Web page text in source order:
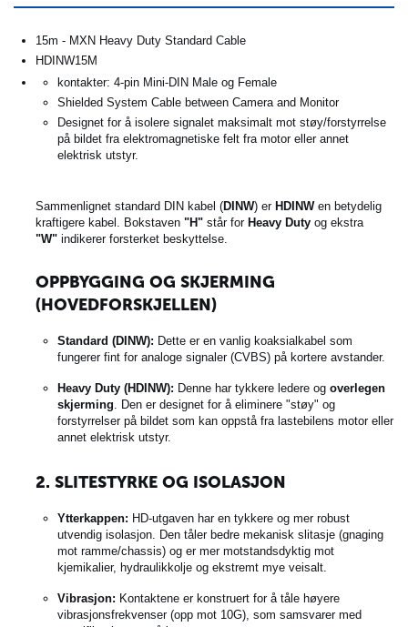
15m - MXN Heavy Duty Standard Cable
HDINW15M
kontakter: 4-pin Mini-DIN Male og Female
Shielded System Cable between Camera and Monitor
Designet for å isolere signalet maksimalt mot støy/forstyrrelse
på bildet fra elektromagnetiske felt fra motor eller annet
elektrisk utstyr.
Sammenlignet standard DIN kabel (DINW) er HDINWen betydelig
kraftigere kabel. Bokstaven "H" står for Heavy Duty og ekstra
"W" indikerer forsterket beskyttelse.
OPPBYGGING OG SKJERMING
(HOVEDFORSKJELLEN)
Standard (DINW): Dette er en vanlig koaksialkabel som
fungerer fint for analoge signaler (CVBS) på kortere avstander.
Heavy Duty (HDINW): Denne har tykkere ledere og overlegen
skjerming. Den er designet for å eliminere "støy" og
forstyrrelser på bildet som kan oppstå fra lastebilens motor eller
annet elektrisk utstyr.
2. SLITESTYRKE OG ISOLASJON
Ytterkappen: HD-utgaven har en tykkere og mer robust
utvendig isolasjon. Den tåler bedre mekanisk slitasje (gnaging
mot ramme/chassis) og er mer motstandsdyktig mot
kjemikalier, hydraulikkolje og ekstremt mye veisalt.
Vibrasjon: Kontaktene er konstruert for å tåle høyere
vibrasjonsfrekvenser (opp mot 10G), som samsvarer med